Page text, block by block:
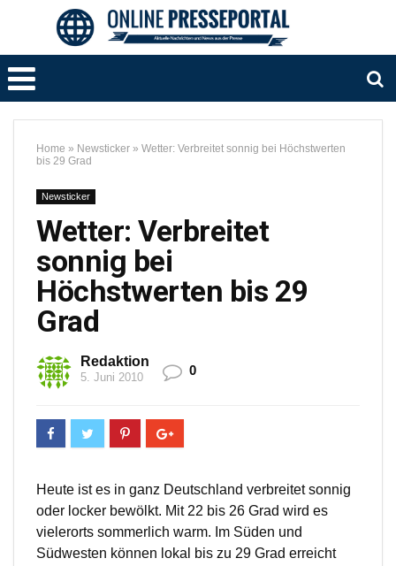
Home » Newsticker » Wetter: Verbreitet sonnig bei Höchstwerten
bis 29 Grad
Newsticker
Wetter: Verbreitet
sonnig bei
Höchstwerten bis 29
Grad
Redaktion
5. Juni 2010 0
Heute ist es in ganz Deutschland verbreitet sonnig
oder locker bewölkt. Mit 22 bis 26 Grad wird es
vielerorts sommerlich warm. Im Süden und
Südwesten können lokal bis zu 29 Grad erreicht